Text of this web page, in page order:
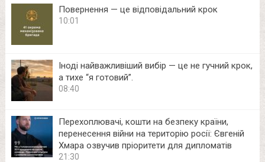
Повернення — це відповідальний крок
10:01
Іноді найважливіший вибір — це не гучний крок,
а тихе “я готовий”.
08:40
Перехоплювачі, кошти на безпеку країни,
перенесення війни на територію росії: Євгеній
Хмара озвучив пріоритети для дипломатів
21:30